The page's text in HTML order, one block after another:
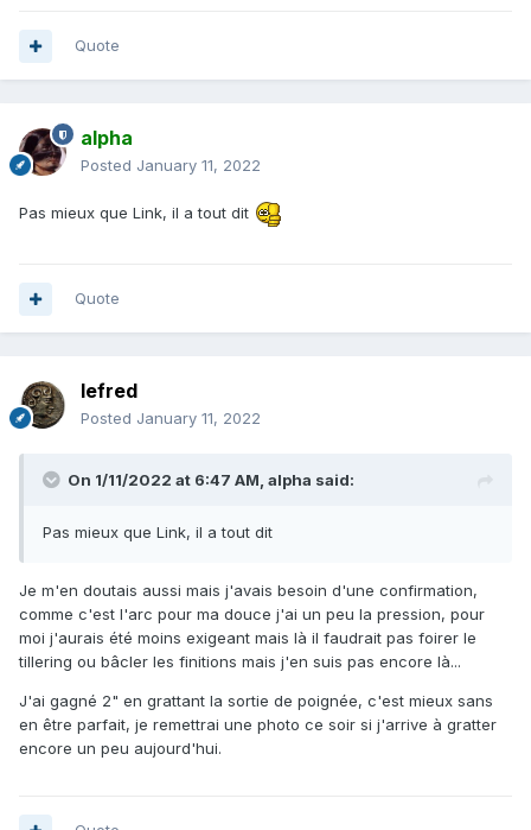
Quote
alpha
Posted January 11, 2022
Pas mieux que Link, il a tout dit
Quote
lefred
Posted January 11, 2022
On 1/11/2022 at 6:47 AM, alpha said:
Pas mieux que Link, il a tout dit
Je m'en doutais aussi mais j'avais besoin d'une confirmation,
comme c'est l'arc pour ma douce j'ai un peu la pression, pour
moi j'aurais été moins exigeant mais là il faudrait pas foirer le
tillering ou bâcler les finitions mais j'en suis pas encore là...
J'ai gagné 2" en grattant la sortie de poignée, c'est mieux sans
en être parfait, je remettrai une photo ce soir si j'arrive à gratter
encore un peu aujourd'hui.